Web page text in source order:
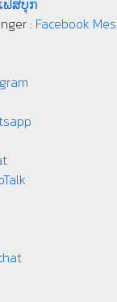
ເຟສບຸກ
: Facebook